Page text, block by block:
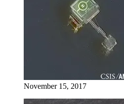
November 15, 2017